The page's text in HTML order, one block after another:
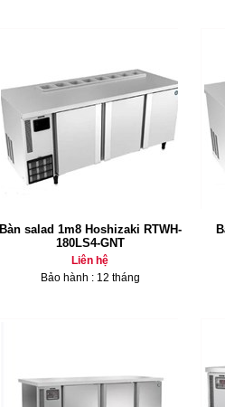
Bàn salad 1m8 Hoshizaki RTWH-
180LS4-GNT
Liên hệ
Bảo hành : 12 tháng